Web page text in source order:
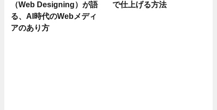
（Web Designing）が語
る、AI時代のWebメディ
アのあり方
で仕上げる方法